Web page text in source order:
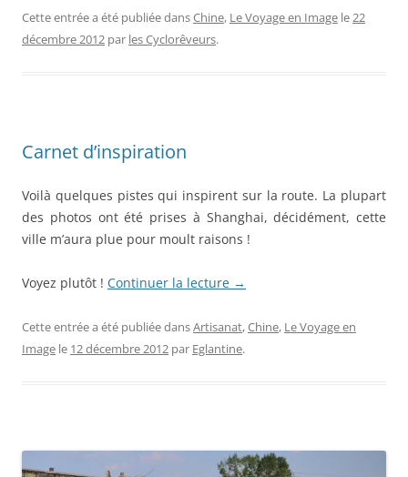
Cette entrée a été publiée dansChine, Le Voyage en Image le 22
décembre 2012 par les Cyclorêveurs.
Carnet d’inspiration
Voilà quelques pistes qui inspirent sur la route. La plupart
des photos ont été prises à Shanghai, décidément, cette
ville m’aura plue pour moult raisons !
Voyez plutôt ! Continuer la lecture →
Cette entrée a été publiée dansArtisanat,Chine, Le Voyage en
Image le 12 décembre 2012 par Eglantine.